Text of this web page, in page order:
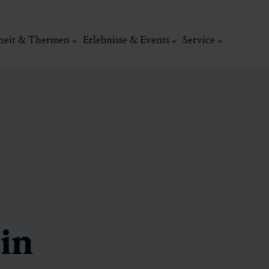
& Thermen Erlebnisse & Events Service